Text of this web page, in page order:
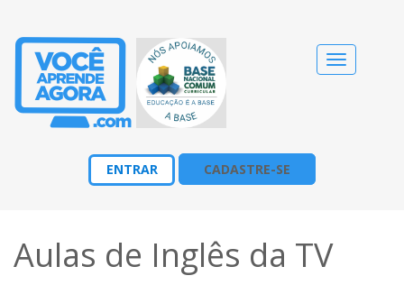
Alternar
navegação
ENTRAR CADASTRE-SE
Aulas de Inglês da TV